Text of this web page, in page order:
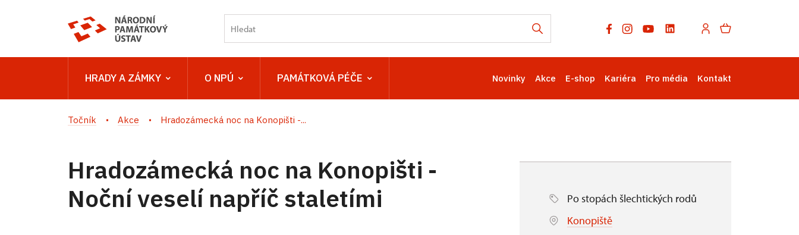
HRADY A ZÁMKY O NPÚ PAMÁTKOVÁ PÉČE Novinky Akce E-shop Kariéra Pro média Kontakt
Točník Akce Hradozámecká noc na Konopišti -...
Hradozámecká noc na Konopišti -
Noční veselí napříč staletími
Po stopách šlechtických rodů
Konopiště